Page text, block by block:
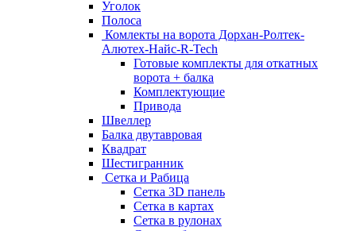
Уголок
Полоса
Комлекты на ворота Дорхан-Ролтек-
Алютех-Найс-R-Tech
Готовые комплекты для откатных
ворота + балка
Комплектующие
Привода
Швеллер
Балка двутавровая
Квадрат
Шестигранник
Сетка и Рабица
Сетка 3D панель
Сетка в картах
Сетка в рулонах